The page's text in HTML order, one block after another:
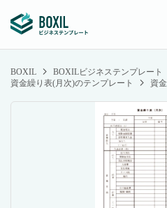
BOXIL
BOXILビジネステンプレート
資金繰り表(月次)のテンプレート
資